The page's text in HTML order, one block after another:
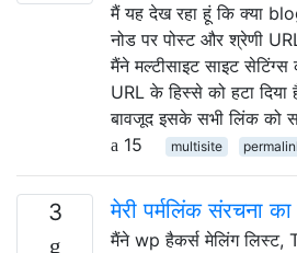
मैं यह देख रहा हूं कि क्या
नोड पर पोस्ट और श्रेणी
मैंने मल्टीसाइट साइट
URL के हिस्से को हटा
बावजूद इसके सभी लिंक को
15
multisite
3 मेरी पर्मलिंक संरचना का
मैंने wp हैकर्स मेलिंग